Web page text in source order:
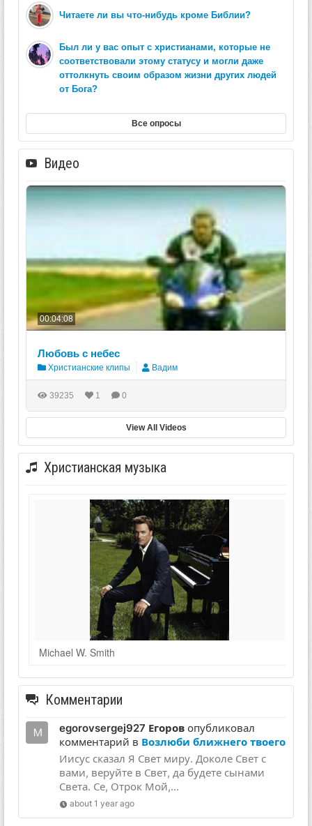
Читаете ли вы что-нибудь кроме Библии?
Был ли у вас опыт с христианами, которые не
соответствовали этому статусу и могли даже
оттолкнуть своим образом жизни других людей
от Бога?
Все опросы
Видео
00:04:08
Любовь с небес
Христианские клипы Вадим
39235 1 0
View All Videos
Христианская музыка
Michael W. Smith
Комментарии
egorovsergej927 Егоров опубликовал
комментарий в Возлюби ближнего твоего
Иисус сказал Я Свет миру. Доколе Свет с
вами, веруйте в Свет, да будете сынами
Света. Се, Отрок Мой,...
about 1 year ago